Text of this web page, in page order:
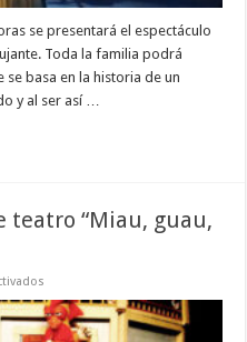
se presentará el espectáculo
Toda la familia podrá
basa en la historia de un
y al ser así …
teatro “Miau, guau,
la
obra
de